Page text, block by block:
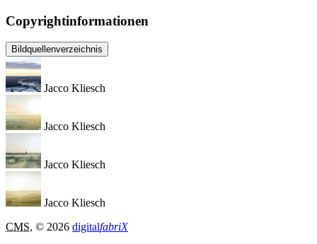
Copyrightinformationen
Bildquellenverzeichnis
Jacco Kliesch
Jacco Kliesch
Jacco Kliesch
Jacco Kliesch
CMS, © 2026 digitalfabriX